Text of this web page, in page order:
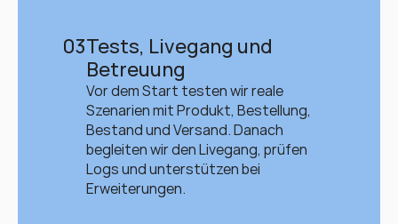
03Tests, Livegang und
Betreuung
Vor dem Start testen wir reale
Szenarien mit Produkt, Bestellung,
Bestand und Versand. Danach
begleiten wir den Livegang, prüfen
Logs und unterstützen bei
Erweiterungen.